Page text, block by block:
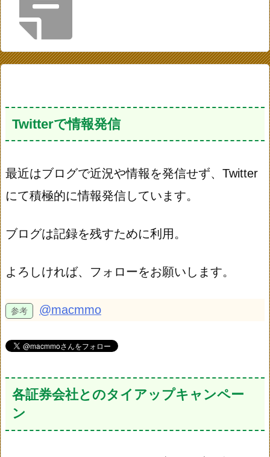
Twitterで情報発信
最近はブログで近況や情報を発信せず、Twitter
にて積極的に情報発信しています。
ブログは記録を残すために利用。
よろしければ、フォローをお願いします。
@macmmo
各証券会社とのタイアップキャンペー
ン